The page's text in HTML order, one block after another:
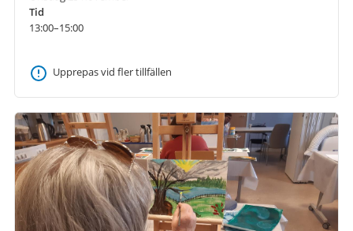
Tid
13:00–15:00
Upprepas vid fler tillfällen